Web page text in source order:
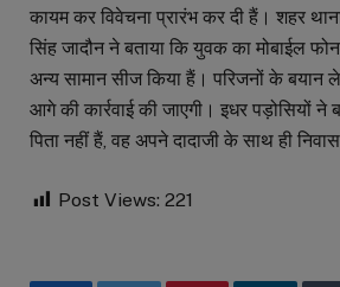
कायम कर विवेचना प्रारंभ कर दी हैं। शहर
सिंह जादौन ने बताया कि युवक का मोबाईल
अन्य सामान सीज किया हैं। परिजनों के बयान
आगे की कार्रवाई की जाएगी। इधर पड़ोसियों ने
पिता नहीं हैं, वह अपने दादाजी के साथ ही
Post Views: 221